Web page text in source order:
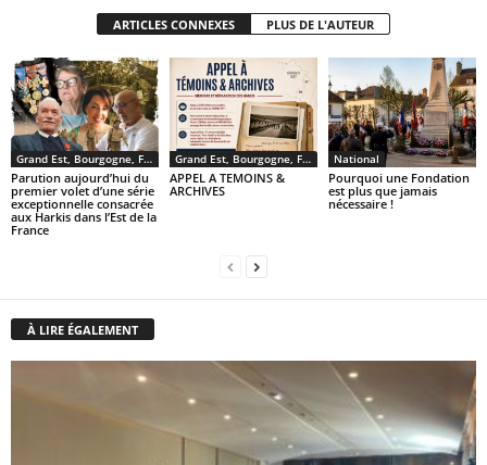
ARTICLES CONNEXES PLUS DE L'AUTEUR
Grand Est, Bourgogne, Franche Comté
Parution aujourd’hui du
premier volet d’une série
exceptionnelle consacrée
aux Harkis dans l’Est de la
France
Grand Est, Bourgogne, Franche Comté
APPEL A TEMOINS &
ARCHIVES
National
Pourquoi une Fondation
est plus que jamais
nécessaire !
À LIRE ÉGALEMENT